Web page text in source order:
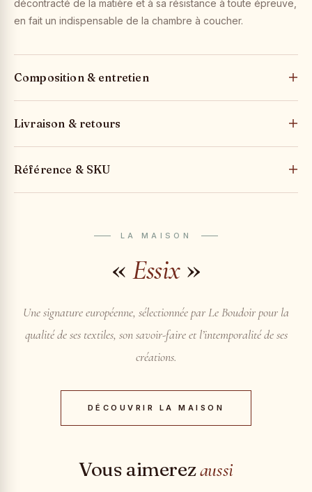
décontracté de la matière et à sa résistance à toute épreuve,
en fait un indispensable de la chambre à coucher.
Composition & entretien
Livraison & retours
Référence & SKU
LA MAISON
« Essix»
Une signature européenne, sélectionnée par Le Boudoir pour la
qualité de ses textiles, son savoir-faire et l’intemporalité de ses
créations.
DÉCOUVRIR LA MAISON
Vous aimerezaussi